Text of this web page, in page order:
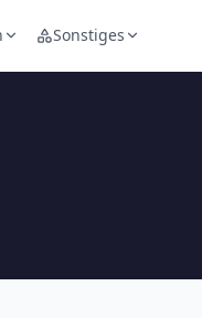
Sonstiges